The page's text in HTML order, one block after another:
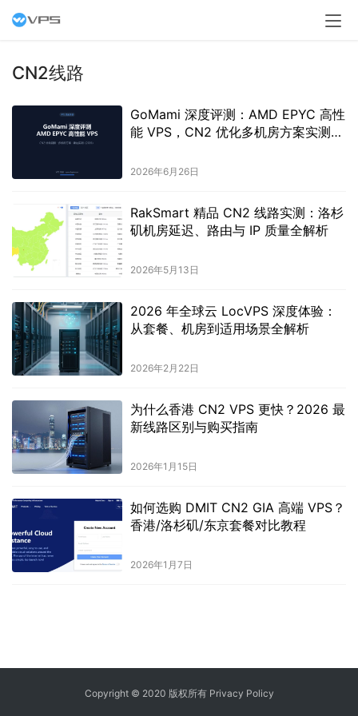
CN2线路
GoMami 深度评测：AMD EPYC 高性
能 VPS，CN2 优化多机房方案实测
2026年6月26日
RakSmart 精品 CN2 线路实测：洛杉
矶机房延迟、路由与 IP 质量全解析
2026年5月13日
2026 年全球云 LocVPS 深度体验：
从套餐、机房到适用场景全解析
2026年2月22日
为什么香港 CN2 VPS 更快？2026 最
新线路区别与购买指南
2026年1月15日
如何选购 DMIT CN2 GIA 高端 VPS？
香港/洛杉矶/东京套餐对比教程
2026年1月7日
Copyright © 2020 版权所有 Privacy Policy